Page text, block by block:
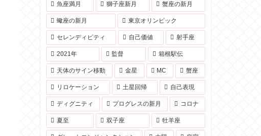
魚座満月 獅子座新月 蟹座の新月
蠍座の新月 東京オリンピック
セレンディピティ 自己価値 射手座
2021年 監督 箱根駅伝
天体のサイン移動 金星 MC 蟹座
リロケーション 土星回帰 自己表現
ディグニティ プログレスの新月 コロナ
夏至 双子座 牡羊座